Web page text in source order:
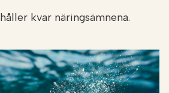
kvar näringsämnena.